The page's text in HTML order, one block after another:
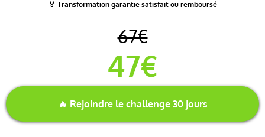
🏅 Transformation garantie satisfait ou remboursé
67€
47€
🔥 Rejoindre le challenge 30 jours